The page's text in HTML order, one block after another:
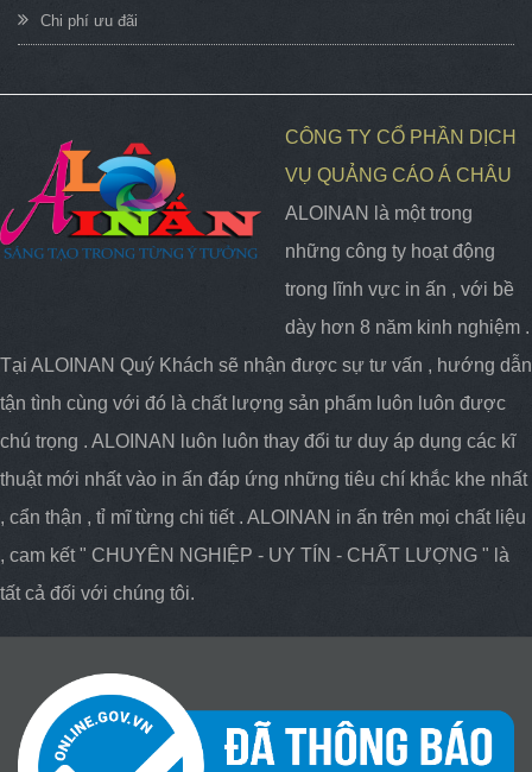
Chi phí ưu đãi
CÔNG TY CỔ PHẦN DỊCH
VỤ QUẢNG CÁO Á CHÂU
ALOINAN là một trong
những công ty hoạt động
trong lĩnh vực in ấn , với bề
dày hơn 8 năm kinh nghiệm .
Tại ALOINAN Quý Khách sẽ nhận được sự tư vấn , hướng dẫn
tận tình cùng với đó là chất lượng sản phẩm luôn luôn được
chú trọng . ALOINAN luôn luôn thay đổi tư duy áp dụng các kĩ
thuật mới nhất vào in ấn đáp ứng những tiêu chí khắc khe nhất
, cẩn thận , tỉ mĩ từng chi tiết . ALOINAN in ấn trên mọi chất liệu
, cam kết " CHUYÊN NGHIỆP - UY TÍN - CHẤT LƯỢNG " là
tất cả đối với chúng tôi.